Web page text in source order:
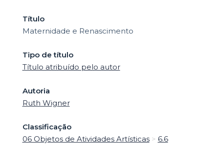
Título
Maternidade e Renascimento
Tipo de título
Título atribuído pelo autor
Autoria
Ruth Wigner
Classificação
06 Objetos de Atividades Artísticas> 6.6